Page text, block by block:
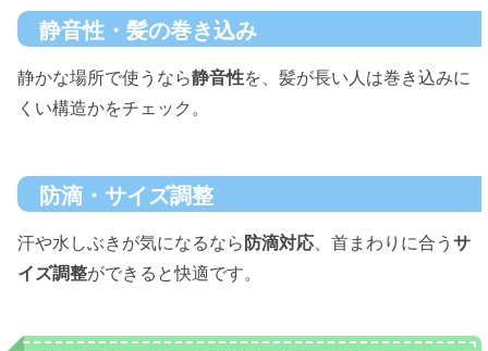
静音性・髪の巻き込み
静かな場所で使うなら静音性を、髪が長い人は巻き込みに
くい構造かをチェック。
防滴・サイズ調整
汗や水しぶきが気になるなら 防滴対応 、首まわりに合う サ
イズ調整ができると快適です。